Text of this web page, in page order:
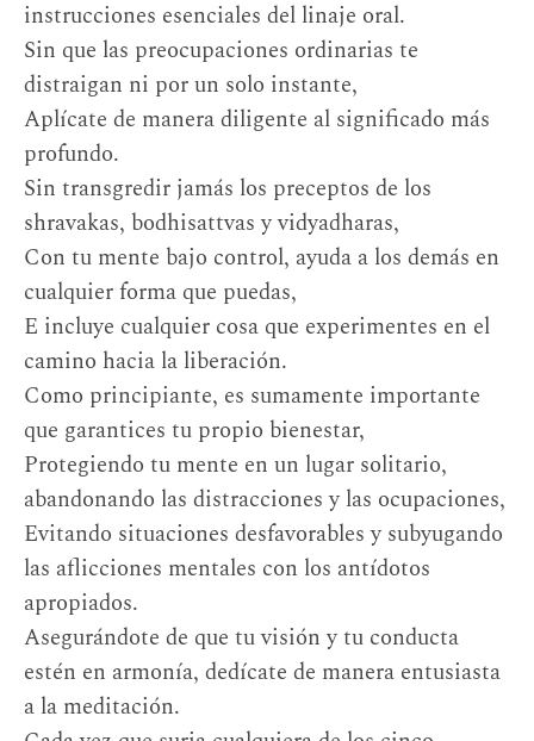
instrucciones esenciales del linaje oral.
Sin que las preocupaciones ordinarias te
distraigan ni por un solo instante,
Aplícate de manera diligente al significado más
profundo.
Sin transgredir jamás los preceptos de los
shravakas, bodhisattvas y vidyadharas,
Con tu mente bajo control, ayuda a los demás en
cualquier forma que puedas,
E incluye cualquier cosa que experimentes en el
camino hacia la liberación.
Como principiante, es sumamente importante
que garantices tu propio bienestar,
Protegiendo tu mente en un lugar solitario,
abandonando las distracciones y las ocupaciones,
Evitando situaciones desfavorables y subyugando
las aflicciones mentales con los antídotos
apropiados.
Asegurándote de que tu visión y tu conducta
estén en armonía, dedícate de manera entusiasta
a la meditación.